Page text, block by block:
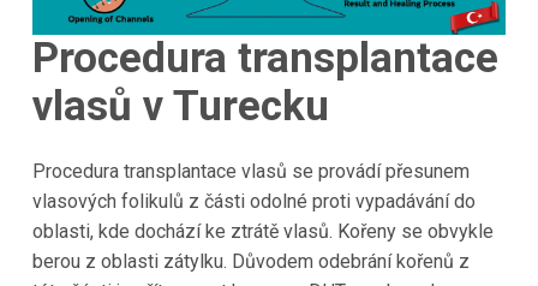
Procedura transplantace
vlasů vTurecku
Procedura transplantace vlasů se provádí přesunem
vlasových folikulů z části odolné proti vypadávání do
oblasti, kde dochází ke ztrátě vlasů. Kořeny se obvykle
berou z oblasti zátylku. Důvodem odebrání kořenů z